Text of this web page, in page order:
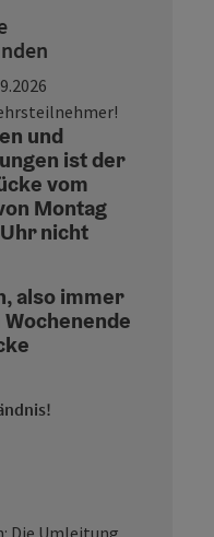
und
ist der
vom
Montag
nicht
also immer
Die Umleitung